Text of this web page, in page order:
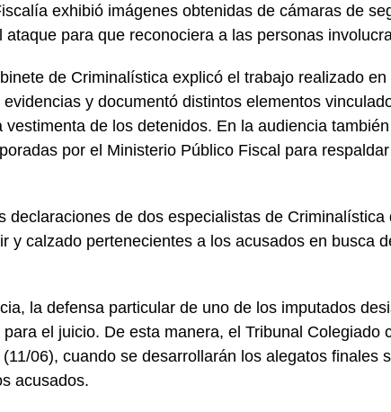
exhibió imágenes obtenidas de cámaras de
para que reconociera a las personas
de Criminalística explicó el trabajo realizado
y documentó distintos elementos
vestimenta de los detenidos. En la audiencia
por el Ministerio Público Fiscal para
declaraciones de dos especialistas de Criminalística
y calzado pertenecientes a los acusados en busca
la defensa particular de uno de los imputados
el juicio. De esta manera, el Tribunal Colegiado
06), cuando se desarrollarán los alegatos finales
acusados.